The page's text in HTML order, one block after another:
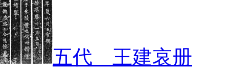
五代 王建哀册